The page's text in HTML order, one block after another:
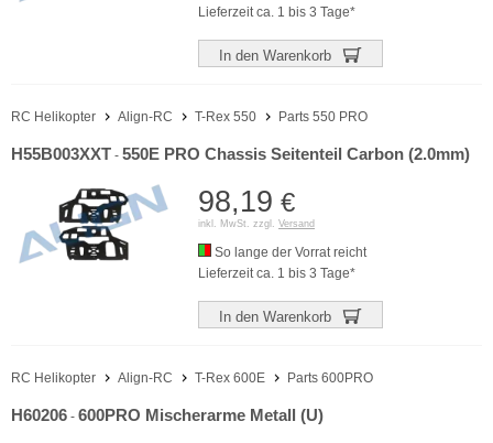
Lieferzeit ca. 1 bis 3 Tage*
In den Warenkorb
RC Helikopter Align-RC T-Rex 550 Parts 550 PRO
H55B003XXT - 550E PRO Chassis Seitenteil Carbon (2.0mm)
98,19 €
inkl. MwSt. zzgl. Versand
So lange der Vorrat reicht
Lieferzeit ca. 1 bis 3 Tage*
In den Warenkorb
RC Helikopter Align-RC T-Rex 600E Parts 600PRO
H60206 - 600PRO Mischerarme Metall (U)